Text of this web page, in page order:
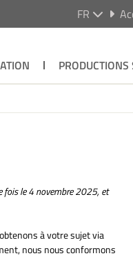
FR
fois le 4 novembre 2025, et
à votre sujet via
nous nous conformons